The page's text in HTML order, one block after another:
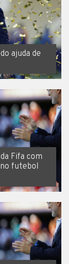
ajuda de
Fifa com
futebol